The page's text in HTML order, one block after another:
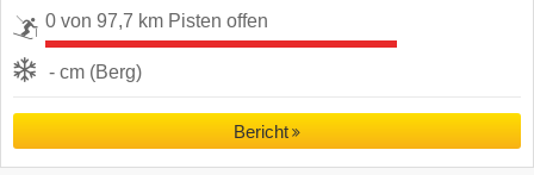
0 von 97,7 km Pisten offen
- cm (Berg)
Bericht